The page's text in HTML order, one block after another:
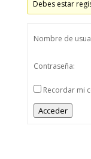
Debes estar
Nombre de
Contraseña:
Recordar mi
Acceder